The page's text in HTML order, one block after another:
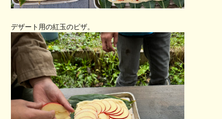
デザート用の紅玉のピザ。